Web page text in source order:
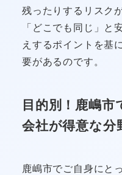
残ったりするリスク
「どこでも同じ」と
えするポイントを基
要があるのです。
目的別！鹿嶋
会社が得意な分
鹿嶋市でご自身にと